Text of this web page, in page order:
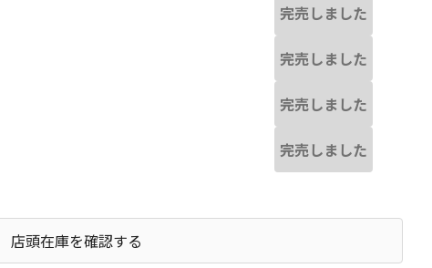
完売しました
完売しました
完売しました
完売しました
店頭在庫を確認する